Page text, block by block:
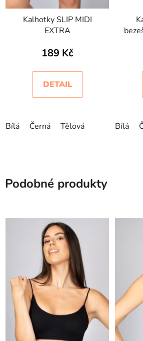
Kalhotky SLIP MIDI
EXTRA
189 Kč
DETAIL
Bílá Černá Tělová Bílá
Podobné produkty